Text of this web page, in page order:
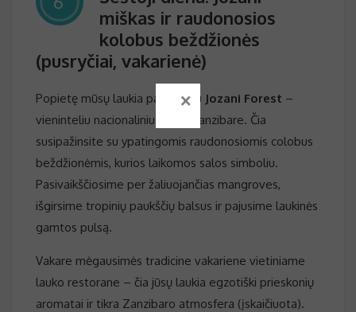
miškas ir raudonosios
kolobus beždžionės
(pusryčiai, vakarienė)
Popietę mūsų laukia pažintis su Jozani Forest –
vieninteliu nacionaliniu parku Zanzibare. Čia
susipažinsite su ypatingomis raudonosiomis colobus
beždžionėmis, kurios laikomos salos simboliu.
Pasivaikščiosime per žaliuojančias mangroves,
išgirsime tropinių paukščių balsus ir pajusime laukinės
gamtos pulsą.
Vakare mėgausimės tradicine vakariene vietiniame
lauko restorane – čia jūsų laukia egzotiški prieskonių
aromatai ir tikra Zanzibaro atmosfera (įskaičiuota).
×